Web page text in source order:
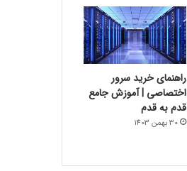
راهنمای خرید سرور
اختصاصی | آموزش جامع
قدم به قدم
30 بهمن 1403